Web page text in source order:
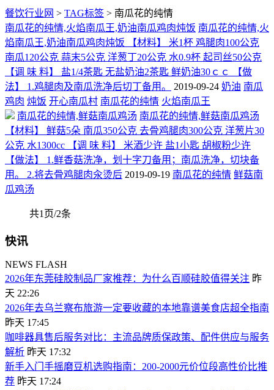
餐饮行业网 > TAG标签 > 南瓜花的纯情
南瓜花的纯情,火焰南瓜王,奶油南瓜鸡肉炖饭 南瓜花的纯情,火
焰南瓜王,奶油南瓜鸡肉炖饭 【材料】 米1杯 鸡腿肉100公克
南瓜120公克 蒜末5公克 洋葱丁20公克 水0.9杯 起司丝50公克
【调 味 料】 盐1/4茶匙 无盐奶油2茶匙 鲜奶油30ｃｃ 【做
法】 1.鸡腿肉及南瓜洗净后切丁备用。
2019-09-24 奶油 南瓜
鸡肉 炖饭 开心南瓜村 南瓜花的纯情 火焰南瓜王
南瓜花的纯情,鲜菇南瓜鸡汤 南瓜花的纯情,鲜菇南瓜鸡汤
【材料】 鲜菇5朵 南瓜350公克 去骨鸡腿肉300公克 洋葱片30
公克 水1300cc 【调 味 料】 米酒少许 盐1小匙 胡椒粉少许
【做法】 1.鲜香菇洗净，划十字刀备用；南瓜洗净，切块备
用。 2.将去骨鸡腿肉汆烫后 2019-09-19 南瓜花的纯情 鲜菇南
瓜鸡汤
共1页/2条
快讯
NEWS FLASH
2026年东莞硅胶制品厂家推荐：为什么百顺硅胶值得关注 昨
天 22:26
2026年去乌兰察布旅游一定要收藏的本地靠谱美食店超全指南
昨天 17:45
咖啡器具售后服务对比：主流品牌质保政策、配件供应与服务
解析 昨天 17:32
新手入门手摇磨豆机选购指南：200-2000元价位段高性价比推
荐 昨天 17:24